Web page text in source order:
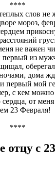
****
слов не
мороз,
не важен
из
дома
первый мой
с кем можно
сердца, от
23 Февраля!
****
отцу с